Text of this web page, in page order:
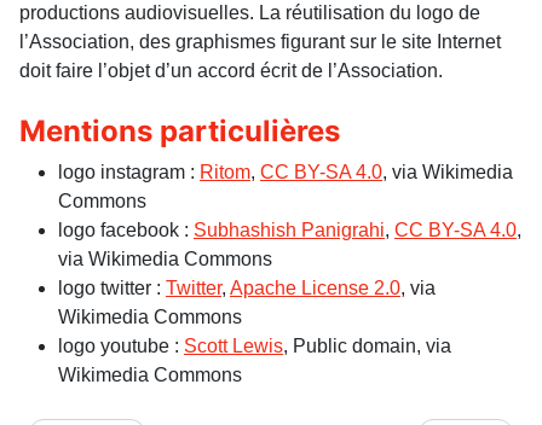
productions audiovisuelles. La réutilisation du logo de
l’Association, des graphismes figurant sur le site Internet
doit faire l’objet d’un accord écrit de l’Association.
Mentions particulières
logo instagram : Ritom, CC BY-SA 4.0, via Wikimedia
Commons
logo facebook : Subhashish Panigrahi, CC BY-SA 4.0,
via Wikimedia Commons
logo twitter : Twitter, Apache License 2.0, via
Wikimedia Commons
logo youtube : Scott Lewis, Public domain, via
Wikimedia Commons